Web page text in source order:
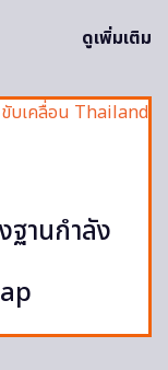
ดูเพิ่มเติม
ฐานกำลัง